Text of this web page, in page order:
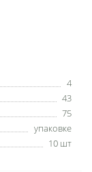
4
43
75
упаковке
10 шт